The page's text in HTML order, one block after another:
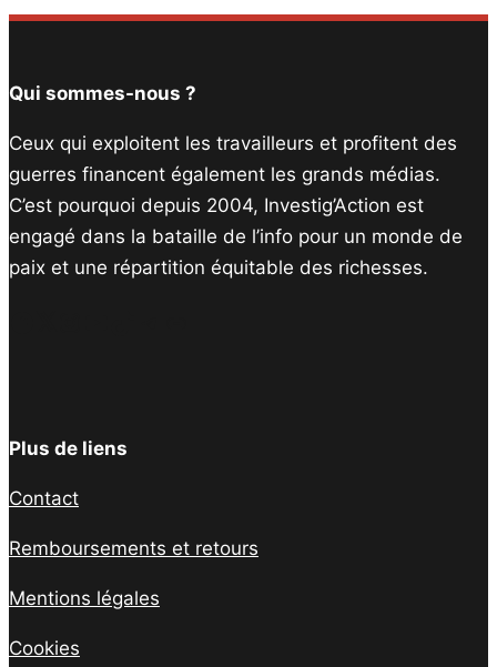
Qui sommes-nous ?
Ceux qui exploitent les travailleurs et profitent des
guerres financent également les grands médias.
C’est pourquoi depuis 2004, Investig’Action est
engagé dans la bataille de l’info pour un monde de
paix et une répartition équitable des richesses.
Plus de liens
Contact
Remboursements et retours
Mentions légales
Cookies